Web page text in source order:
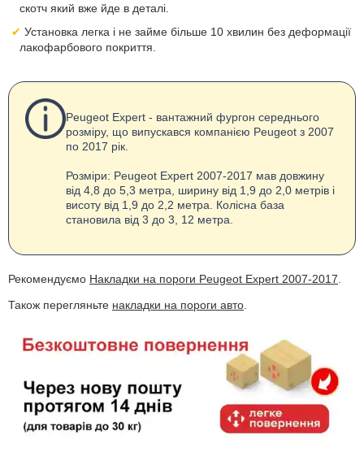
скотч який вже йде в деталі.
Установка легка і не займе більше 10 хвилин без деформації
лакофарбового покриття.
Peugeot Expert - вантажний фургон середнього
розміру, що випускався компанією Peugeot з 2007
по 2017 рік.
Розміри: Peugeot Expert 2007-2017 мав довжину
від 4,8 до 5,3 метра, ширину від 1,9 до 2,0 метрів і
висоту від 1,9 до 2,2 метра. Колісна база
становила від 3 до 3, 12 метра.
Рекомендуємо Накладки на пороги Peugeot Expert 2007-2017
Також перегляньте накладки на пороги авто